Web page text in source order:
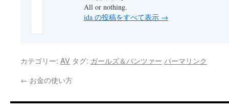
All or nothing.
ida の投稿をすべて表示 →
カテゴリー: AV タグ: ガールズ＆パンツァー パーマリンク
← お金の使い方